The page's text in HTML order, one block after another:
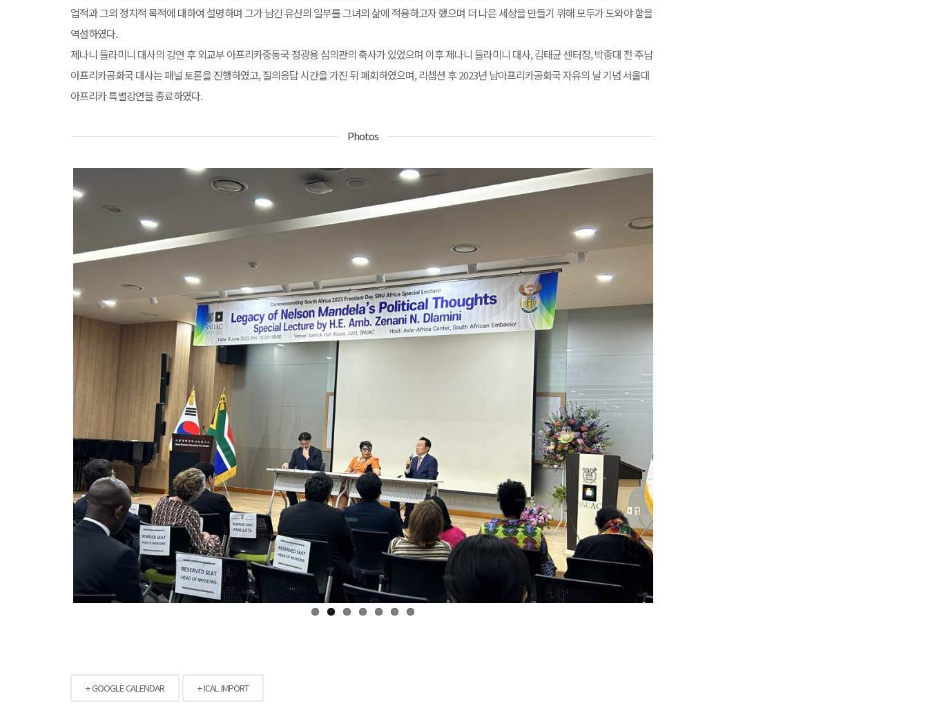
업적과 그의 정치적 목적에 대하여 설명하며 그가 남긴 유산의 일부를 그녀의 삶에 적용하고자 했으며 더 나은 세상을 만들기 위해 모두가 도와야 함을
역설하였다.
제나니 들라미니 대사의 강연 후 외교부 아프리카중동국 정광용 심의관의 축사가 있었으며 이후 제나니 들라미니 대사, 김태균 센터장, 박종대 전 주남
아프리카공화국 대사는 패널 토론을 진행하였고, 질의응답 시간을 가진 뒤 폐회하였으며, 리셉션 후 2023년 남아프리카공화국 자유의 날 기념 서울대
아프리카 특별강연을 종료하였다.
Photos